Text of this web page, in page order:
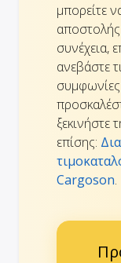
μπορείτε
συνέχεια,
ανεβάστε
ξεκινήστε
επίσης:
Cargoson.